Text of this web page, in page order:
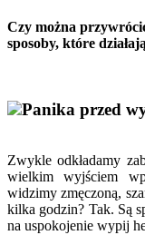
Czy można
sposoby, które
Panika przed
Zwykle odkładamy
wielkim wyjściem
widzimy zmęczoną,
kilka godzin? Tak. Są
na uspokojenie wypij